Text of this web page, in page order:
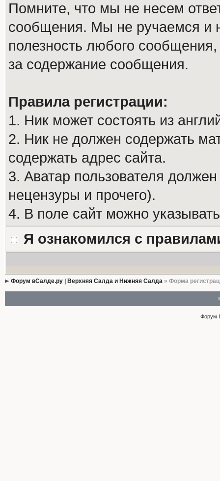
Помните, что мы не несем
сообщения. Мы не ручаемся и
полезность любого
за содержание сообщения.
Правила регистрации:
1. Ник может состоять из
2. Ник не должен содержать
содержать адрес сайта.
3. Аватар пользователя
нецензуры и прочего).
4. В поле сайт можно
Я ознакомился с
Форум вСалде.ру | Верхняя Салда и Нижняя Салда» Форма
Форум